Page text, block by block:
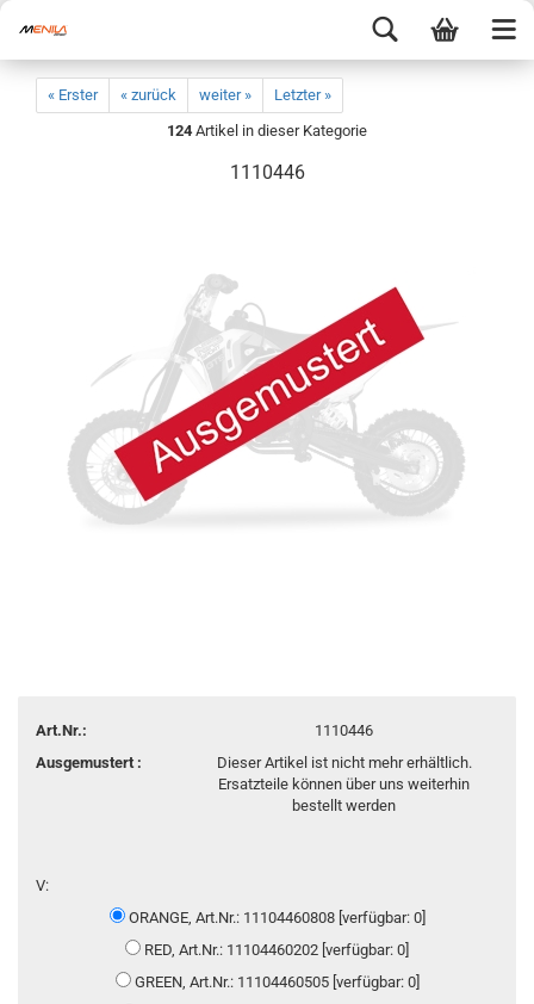
« Erster « zurück weiter »
Letzter »
124 Artikel in dieser Kategorie
1110446
Art.Nr.:
1110446
Ausgemustert :
Dieser Artikel ist nicht mehr erhältlich.
Ersatzteile können über uns weiterhin
bestellt werden
V:
ORANGE, Art.Nr.: 11104460808 [verfügbar: 0]
RED, Art.Nr.: 11104460202 [verfügbar: 0]
GREEN, Art.Nr.: 11104460505 [verfügbar: 0]